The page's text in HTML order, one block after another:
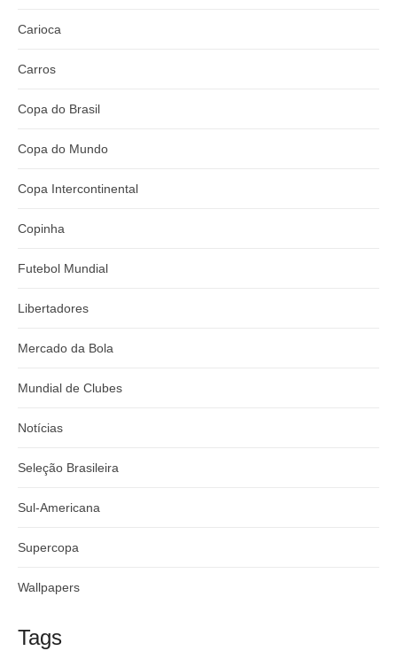
Carioca
Carros
Copa do Brasil
Copa do Mundo
Copa Intercontinental
Copinha
Futebol Mundial
Libertadores
Mercado da Bola
Mundial de Clubes
Notícias
Seleção Brasileira
Sul-Americana
Supercopa
Wallpapers
Tags